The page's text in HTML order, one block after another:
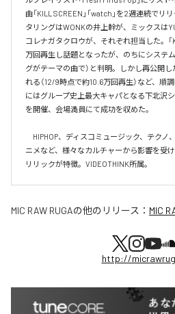
曲「KILL SCREEN」「watch」を2週連続で
タリングはWONKの井上幹が、ミックスは
コレナガタクロウが、それぞれ担当した。「
万回再生し話題となったが、のちにシステ
グがテーマの曲で）と判明。しかし再公開
れる（12/9時点で約10.6万回再生）など、順
にはグループ史上最大キャパとなる下北沢
を開催、会場満員にて成功を収めた。
HIPHOP、ディスコミュージック、テクノ
ニメなど、様々なカルチャーから影響を受
リリックが特徴。VIDEOTHINK所属。
MIC RAW RUGAの他のリリース： MIC
http://